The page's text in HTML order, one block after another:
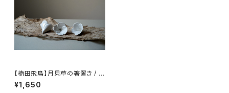
【楠田飛鳥】月見草の箸置き / 【
Asuka Kusuda 】Evening pri
mrose chopstick rest
¥1,650